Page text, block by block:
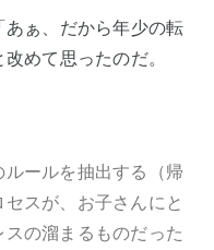
ぁ、だから年少の転
めて思ったのだ。
ルールを抽出する（帰
スが、お子さんにと
の溜まるものだった